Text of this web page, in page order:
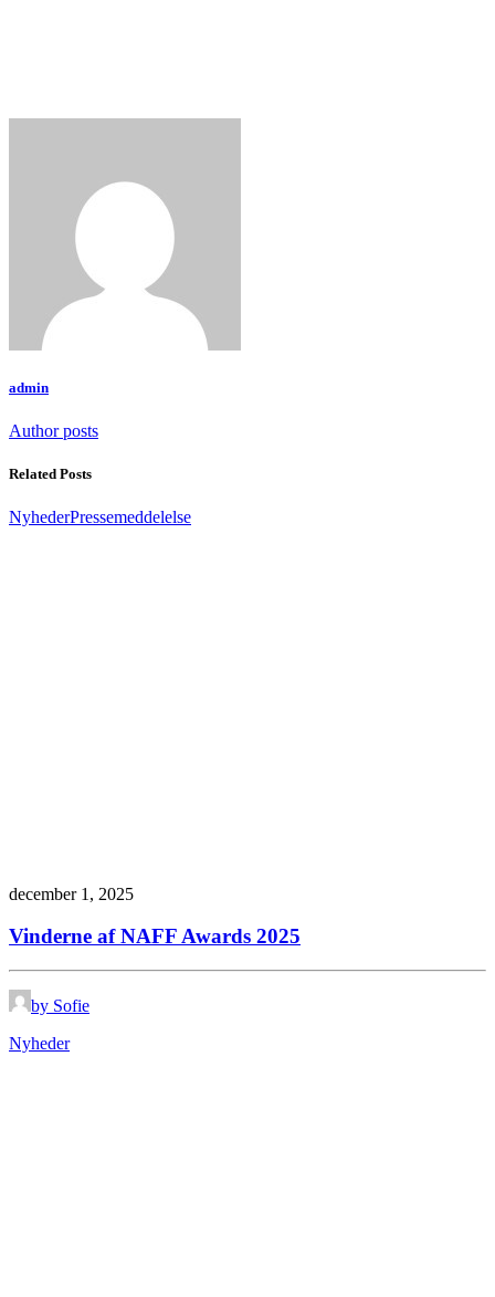
admin
Author posts
Related Posts
NyhederPressemeddelelse
december 1, 2025
Vinderne af NAFF Awards 2025
by Sofie
Nyheder